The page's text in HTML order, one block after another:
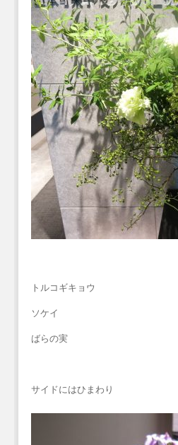
トルコギキョウ
ソケイ
ばらの実
サイドにはひまわり